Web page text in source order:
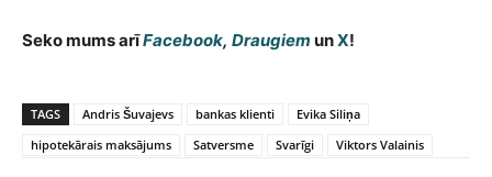
Seko mums arīFacebook, Draugiem unX!
TAGS Andris Šuvajevs bankas klienti
Evika Siliņa
hipotekārais maksājums
Satversme Svarīgi Viktors Valainis